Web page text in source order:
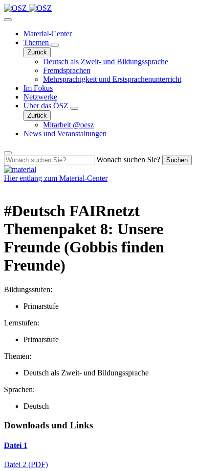
Material-Center
Themen
Zurück
Deutsch als Zweit- und Bildungssprache
Fremdsprachen
Mehrsprachigkeit und Erstsprachenunterricht
Im Fokus
Netzwerke
Über das ÖSZ
Zurück
Mitarbeit @oesz
News und Veranstaltungen
Wonach suchen Sie? Suchen
Hier entlang zum Material-Center
#Deutsch FAIRnetzt
Themenpaket 8: Unsere
Freunde (Gobbis finden
Freunde)
Bildungsstufen:
Primarstufe
Lernstufen:
Primarstufe
Themen:
Deutsch als Zweit- und Bildungssprache
Sprachen:
Deutsch
Downloads und Links
Datei 1
Datei 2 (PDF)